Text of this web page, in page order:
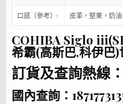
口感（參考）: 皮革，堅果，奶
COHIBA Siglo
希霸(高斯巴,科伊巴
訂貨及查詢熱線
國內查詢：